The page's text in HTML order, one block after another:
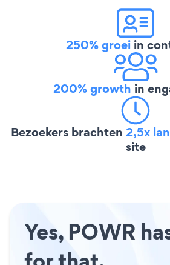
250% groei in
200% growth in
Bezoekers brachten 2,5x
site
Yes, POWR